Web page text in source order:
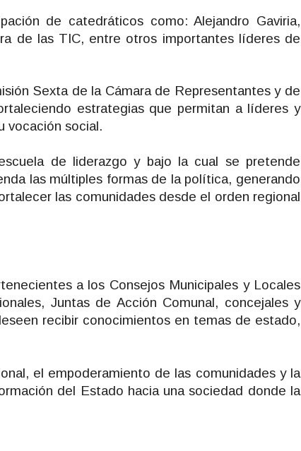
de catedráticos como: Alejandro Gaviria,
de las TIC, entre otros importantes líderes de
Sexta de la Cámara de Representantes y de
estrategias que permitan a líderes y
vocación social.
de liderazgo y bajo la cual se pretende
las múltiples formas de la política, generando
las comunidades desde el orden regional
a los Consejos Municipales y Locales
Juntas de Acción Comunal, concejales y
recibir conocimientos en temas de estado,
el empoderamiento de las comunidades y la
del Estado hacia una sociedad donde la